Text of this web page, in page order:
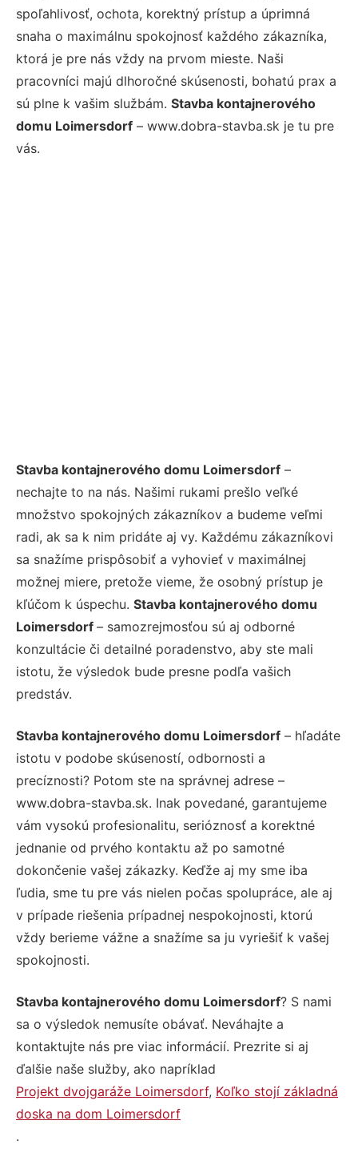
spoľahlivosť, ochota, korektný prístup a úprimná
snaha o maximálnu spokojnosť každého zákazníka,
ktorá je pre nás vždy na prvom mieste. Naši
pracovníci majú dlhoročné skúsenosti, bohatú prax a
sú plne k vašim službám. Stavba kontajnerového
domu Loimersdorf – www.dobra-stavba.sk je tu pre
vás.
Stavba kontajnerového domu Loimersdorf –
nechajte to na nás. Našimi rukami prešlo veľké
množstvo spokojných zákazníkov a budeme veľmi
radi, ak sa k nim pridáte aj vy. Každému zákazníkovi
sa snažíme prispôsobiť a vyhovieť v maximálnej
možnej miere, pretože vieme, že osobný prístup je
kľúčom k úspechu. Stavba kontajnerového domu
Loimersdorf – samozrejmosťou sú aj odborné
konzultácie či detailné poradenstvo, aby ste mali
istotu, že výsledok bude presne podľa vašich
predstáv.
Stavba kontajnerového domu Loimersdorf – hľadáte
istotu v podobe skúseností, odbornosti a
precíznosti? Potom ste na správnej adrese –
www.dobra-stavba.sk. Inak povedané, garantujeme
vám vysokú profesionalitu, serióznosť a korektné
jednanie od prvého kontaktu až po samotné
dokončenie vašej zákazky. Keďže aj my sme iba
ľudia, sme tu pre vás nielen počas spolupráce, ale aj
v prípade riešenia prípadnej nespokojnosti, ktorú
vždy berieme vážne a snažíme sa ju vyriešiť k vašej
spokojnosti.
Stavba kontajnerového domu Loimersdorf? S nami
sa o výsledok nemusíte obávať. Neváhajte a
kontaktujte nás pre viac informácií. Prezrite si aj
ďalšie naše služby, ako napríklad
Projekt dvojgaráže Loimersdorf, Koľko stojí základná
doska na dom Loimersdorf
.